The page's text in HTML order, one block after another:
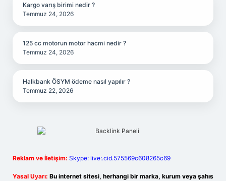
Kargo varış birimi nedir ?
Temmuz 24, 2026
125 cc motorun motor hacmi nedir ?
Temmuz 24, 2026
Halkbank ÖSYM ödeme nasıl yapılır ?
Temmuz 22, 2026
Reklam ve İletişim: Skype: live:.cid.575569c608265c69
Yasal Uyarı: Bu internet sitesi, herhangi bir marka, kurum veya şahıs